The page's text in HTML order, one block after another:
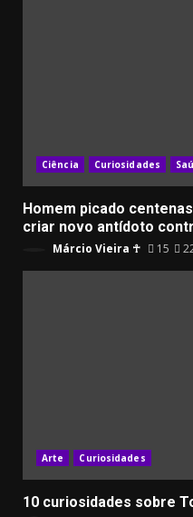
Ciência Curiosidades
Homem picado
criar novo antídoto
Márcio Vieira ☥ 15
Arte Curiosidades
10 curiosidades sobre